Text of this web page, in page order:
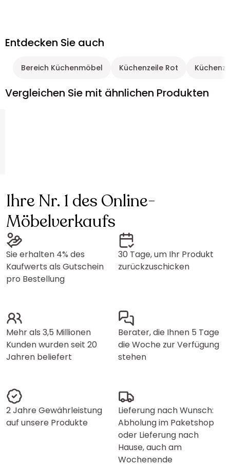
Entdecken Sie auch
Bereich Küchenmöbel Küchenzeile Rot
Vergleichen Sie mit ähnlichen Produkten
Ihre Nr. 1 des Online-
Möbelverkaufs
Sie erhalten 4% des
Kaufwerts als Gutschein
pro Bestellung
30 Tage, um Ihr Produkt
zurückzuschicken
Mehr als 3,5 Millionen
Kunden wurden seit 20
Jahren beliefert
Berater, die Ihnen 5 Tage
die Woche zur Verfügung
stehen
2 Jahre Gewährleistung
auf unsere Produkte
Lieferung nach Wunsch:
Abholung im Paketshop
oder Lieferung nach
Hause, auch am
Wochenende